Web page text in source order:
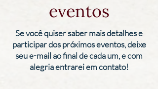
eventos
Se você quiser saber mais detalhes e
participar dos próximos eventos, deixe
seu e-mail ao final de cada um, e com
alegria entrarei em contato!